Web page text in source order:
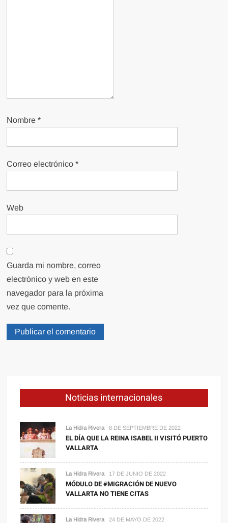
Nombre*
Correo electrónico*
Web
Guarda mi nombre, correo
electrónico y web en este
navegador para la próxima
vez que comente.
Noticias internacionales
La Hidra Rivera 8 DE SEPTIEMBRE DE 2022
EL DÍA QUE LA REINA ISABEL II VISITÓ PUERTO
VALLARTA
La Hidra Rivera 17 DE JUNIO DE 2022
MÓDULO DE #MIGRACIÓN DE NUEVO
VALLARTA NO TIENE CITAS
La Hidra Rivera 24 DE MAYO DE 2022